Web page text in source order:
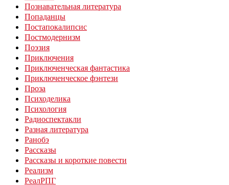
Познавательная литература
Попаданцы
Постапокалипсис
Постмодернизм
Поэзия
Приключения
Приключенческая фантастика
Приключенческое фэнтези
Проза
Психоделика
Психология
Радиоспектакли
Разная литература
Ранобэ
Рассказы
Рассказы и короткие повести
Реализм
РеалРПГ